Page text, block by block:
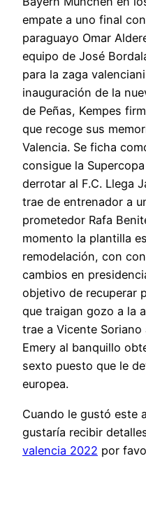
empate a uno final
paraguayo Omar
equipo de José
para la zaga
inauguración de la
de Peñas, Kempes
que recoge sus
Valencia. Se ficha
consigue la
derrotar al F.C. Llega
trae de entrenador a
prometedor Rafa
momento la plantilla
remodelación, con
cambios en
objetivo de recuperar
que traigan gozo a la
trae a Vicente
Emery al banquillo
sexto puesto que le
europea.
Cuando le gustó este
gustaría recibir
valencia 2022 por